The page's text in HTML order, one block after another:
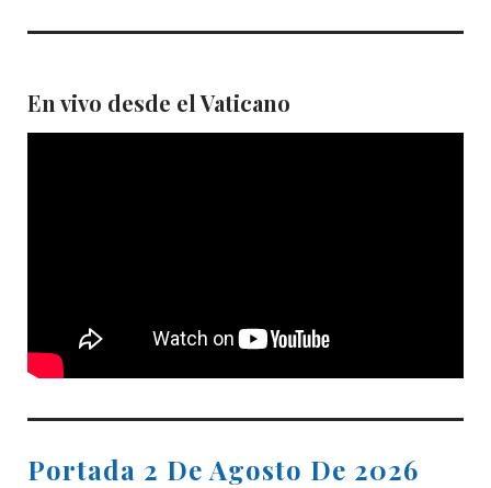
En vivo desde el Vaticano
Portada 2 De Agosto De 2026